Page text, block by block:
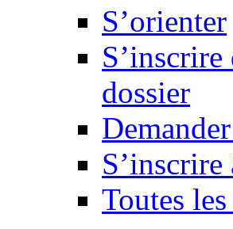
S’orienter
dossier
S’inscrire
Toutes